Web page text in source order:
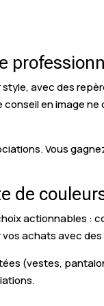
avec des
en image ne
Vous
de
actionnables :
achats avec
(vestes,